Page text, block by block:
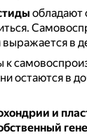
обладают
в
к
остаются в
и